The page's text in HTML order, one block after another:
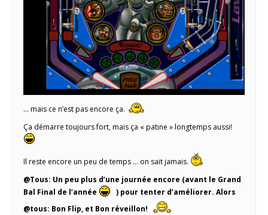
… mais ce n’est pas encore ça.
Ça démarre toujours fort, mais ça « patine » longtemps aussi!
Il reste encore un peu de temps … on sait jamais.
@Tous: Un peu plus d’une journée encore (avant le Grand
Bal Final de l’année
) pour tenter d’améliorer. Alors
@tous: Bon Flip, et Bon réveillon!